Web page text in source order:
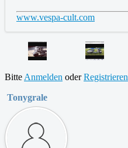
www.vespa-cult.com
Bitte Anmelden oderRegistrieren
Tonygrale